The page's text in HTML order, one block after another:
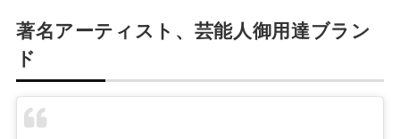
著名アーティスト、芸能人御用達ブラン
ド